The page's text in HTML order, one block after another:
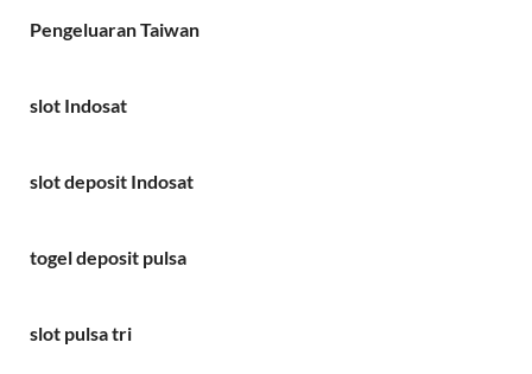
Pengeluaran Taiwan
slot Indosat
slot deposit Indosat
togel deposit pulsa
slot pulsa tri